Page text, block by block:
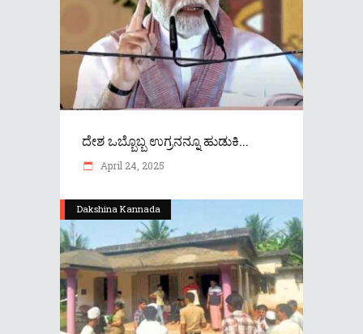
ದೇಶ ಒಬ್ಬೊಬ್ಬ ಉಗ್ರನನ್ನೂ ಹುಡುಕಿ...
April 24, 2025
Dakshina Kannada